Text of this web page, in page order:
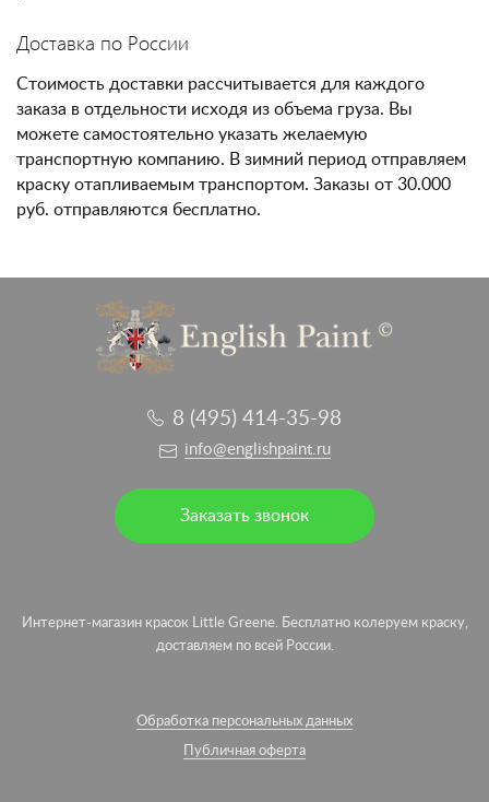
Доставка по России
Стоимость доставки рассчитывается для каждого
заказа в отдельности исходя из объема груза. Вы
можете самостоятельно указать желаемую
транспортную компанию. В зимний период отправляем
краску отапливаемым транспортом. Заказы от 30.000
руб. отправляются бесплатно.
8 (495) 414-35-98
info@englishpaint.ru
Заказать звонок
Интернет-магазин красок Little Greene. Бесплатно колеруем краску,
доставляем по всей России.
Обработка персональных данных
Публичная оферта